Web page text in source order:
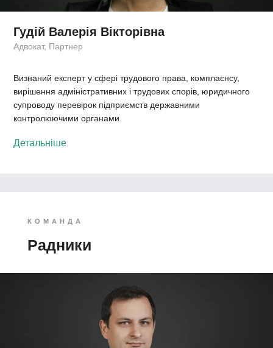
Гудій Валерія Вікторівна
Адвокат, Партнер
Визнаний експерт у сфері трудового права, комплаєнсу,
вирішення адміністративних і трудових спорів, юридичного
супроводу перевірок підприємств державними
контролюючими органами.
Детальніше
КОМАНДА
Радники